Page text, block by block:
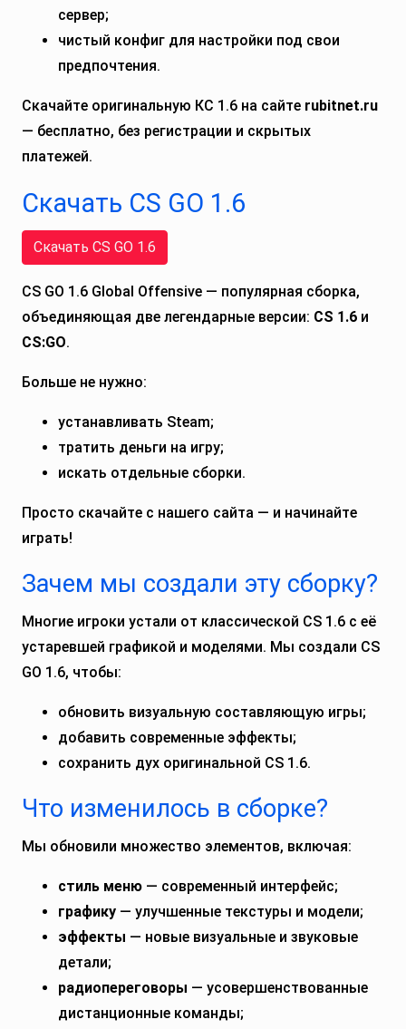
сервер;
чистый конфиг для настройки под свои
предпочтения.
Скачайте оригинальную КС 1.6 на сайте rubitnet.ru
— бесплатно, без регистрации и скрытых
платежей.
Скачать CS GO 1.6
Скачать CS GO 1.6
CS GO 1.6 Global Offensive — популярная сборка,
объединяющая две легендарные версии: CS 1.6 и
CS:GO.
Больше не нужно:
устанавливать Steam;
тратить деньги на игру;
искать отдельные сборки.
Просто скачайте с нашего сайта — и начинайте
играть!
Зачем мы создали эту сборку?
Многие игроки устали от классической CS 1.6 с её
устаревшей графикой и моделями. Мы создали CS
GO 1.6, чтобы:
обновить визуальную составляющую игры;
добавить современные эффекты;
сохранить дух оригинальной CS 1.6.
Что изменилось в сборке?
Мы обновили множество элементов, включая:
стиль меню — современный интерфейс;
графику — улучшенные текстуры и модели;
эффекты — новые визуальные и звуковые
детали;
радиопереговоры — усовершенствованные
дистанционные команды;